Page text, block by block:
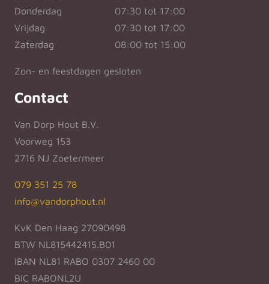
Donderdag
07:30 tot 17:00
Vrijdag
07:30 tot 17:00
Zaterdag
08:00 tot 15:00
Zon- en feestdagen gesloten
Contact
Van Dorp Hout B.V.
Voorweg 153
2716 NJ Zoetermeer
079 351 25 78
info@vandorphout.nl
KvK Den Haag 27090498
BTW NL815442415.B01
IBAN NL81 RABO 0307 2460 00
BIC RABONL2U